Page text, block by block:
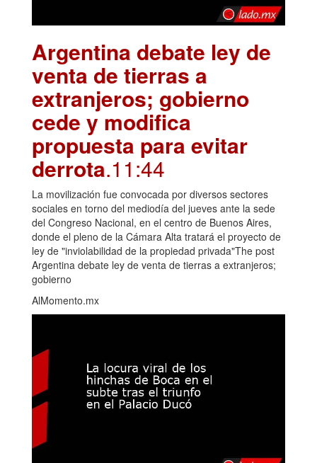
Argentina debate ley de
venta de tierras a
extranjeros; gobierno
cede y modifica
propuesta para evitar
derrota.11:44
La movilización fue convocada por diversos sectores
sociales en torno del mediodía del jueves ante la sede
del Congreso Nacional, en el centro de Buenos Aires,
donde el pleno de la Cámara Alta tratará el proyecto de
ley de "inviolabilidad de la propiedad privada"The post
Argentina debate ley de venta de tierras a extranjeros;
gobierno
AlMomento.mx